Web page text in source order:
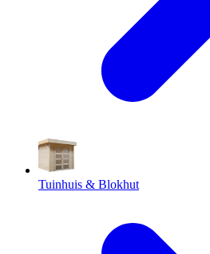
Tuinhuis & Blokhut